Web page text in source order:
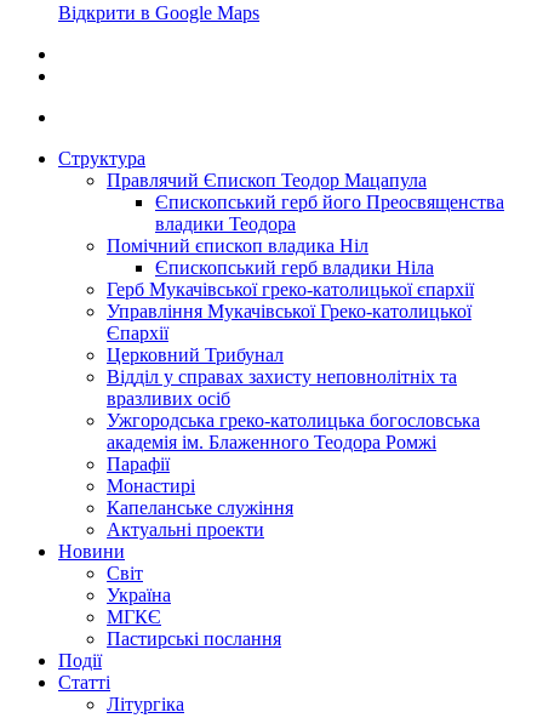
Відкрити в Google Maps
Структура
Правлячий Єпископ Теодор Мацапула
Єпископський герб його Преосвященства
владики Теодора
Помічний єпископ владика Ніл
Єпископський герб владики Ніла
Герб Мукачівської греко-католицької єпархії
Управління Мукачівської Греко-католицької
Єпархії
Церковний Трибунал
Відділ у справах захисту неповнолітніх та
вразливих осіб
Ужгородська греко-католицька богословська
академія ім. Блаженного Теодора Ромжі
Парафії
Монастирі
Капеланське служіння
Актуальні проекти
Новини
Світ
Україна
МГКЄ
Пастирські послання
Події
Статті
Літургіка